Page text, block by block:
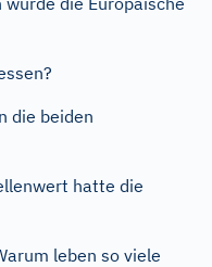
die beiden
hatte die
leben so viele